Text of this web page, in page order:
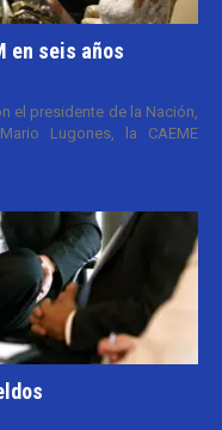
en seis años
el presidente de la Nación,
Lugones, la CAEME